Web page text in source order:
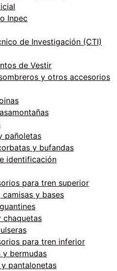
Inpec
de Investigación (CTI)
de Vestir
y otros accesorios
pañoletas
y bufandas
identificación
para tren superior
camisas y bases
chaquetas
para tren inferior
y bermudas
y pantalonetas